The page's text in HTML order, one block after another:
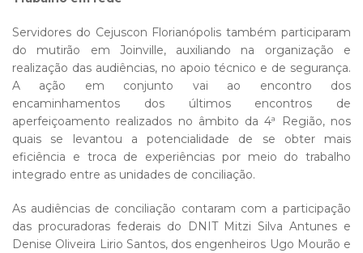
Servidores do Cejuscon Florianópolis também participaram
do mutirão em Joinville, auxiliando na organização e
realização das audiências, no apoio técnico e de segurança.
A ação em conjunto vai ao encontro dos
encaminhamentos dos últimos encontros de
aperfeiçoamento realizados no âmbito da 4ª Região, nos
quais se levantou a potencialidade de se obter mais
eficiência e troca de experiências por meio do trabalho
integrado entre as unidades de conciliação.
As audiências de conciliação contaram com a participação
das procuradoras federais do DNIT Mitzi Silva Antunes e
Denise Oliveira Lirio Santos, dos engenheiros Ugo Mourão e